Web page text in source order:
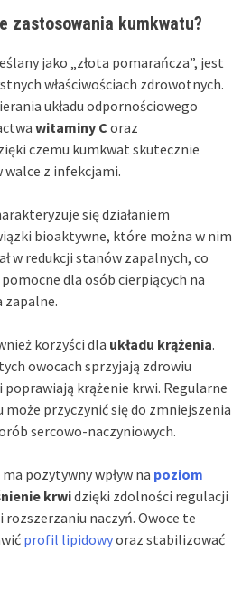
zastosowania kumkwatu?
jako „złota pomarańcza”, jest
właściwościach zdrowotnych.
układu odpornościowego
witaminy C oraz
czemu kumkwat skutecznie
z infekcjami.
się działaniem
bioaktywne, które można w nim
w redukcji stanów zapalnych, co
dla osób cierpiących na
zapalne.
korzyści dla układu krążenia.
owocach sprzyjają zdrowiu
krążenie krwi. Regularne
przyczynić się do zmniejszenia
sercowo-naczyniowych.
pozytywny wpływ na poziom
krwidzięki zdolności regulacji
naczyń. Owoce te
profil lipidowyoraz stabilizować